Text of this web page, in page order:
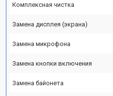
Комплексная чистка
Замена дисплея (экрана)
Замена микрофона
Замена кнопки включения
Замена байонета